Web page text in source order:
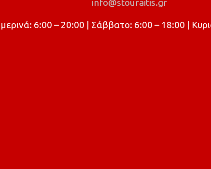
info@stouraitis.gr
6:00 – 20:00 | Σάββατο: 6:00 – 18:00 |